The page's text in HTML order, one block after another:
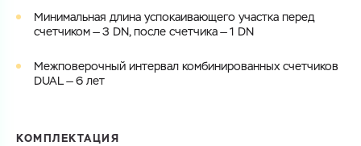
Минимальная длина успокаивающего участка перед
счетчиком — 3 DN, после счетчика — 1 DN
Межповерочный интервал комбинированных счетчиков
DUAL — 6 лет
КОМПЛЕКТАЦИЯ